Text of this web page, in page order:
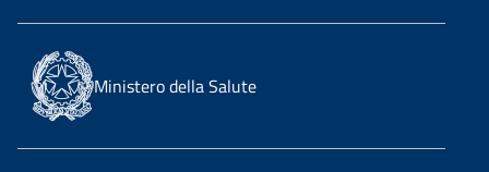
Ministero della Salute